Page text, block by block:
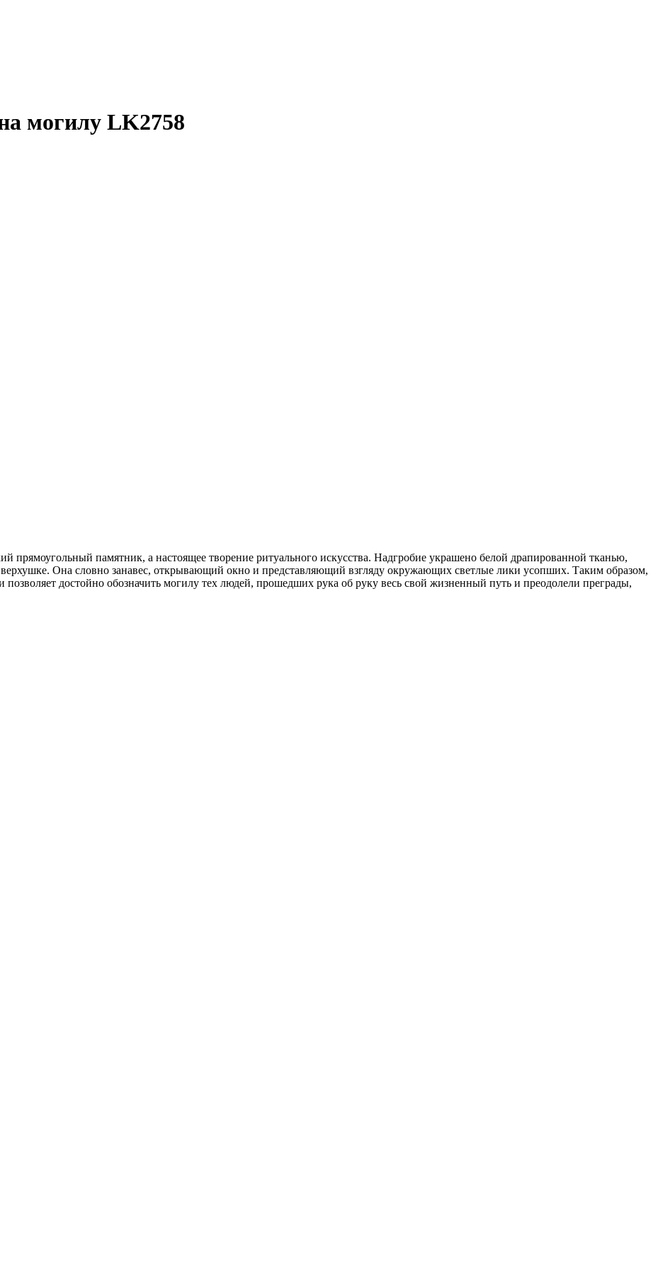
могилу LK2758
прямоугольный памятник, а настоящее творение ритуального искусства. Надгробие украшено белой драпированной тканью,
верхушке. Она словно занавес, открывающий окно и представляющий взгляду окружающих светлые лики усопших. Таким образом,
достойно обозначить могилу тех людей, прошедших рука об руку весь свой жизненный путь и преодолели преграды,